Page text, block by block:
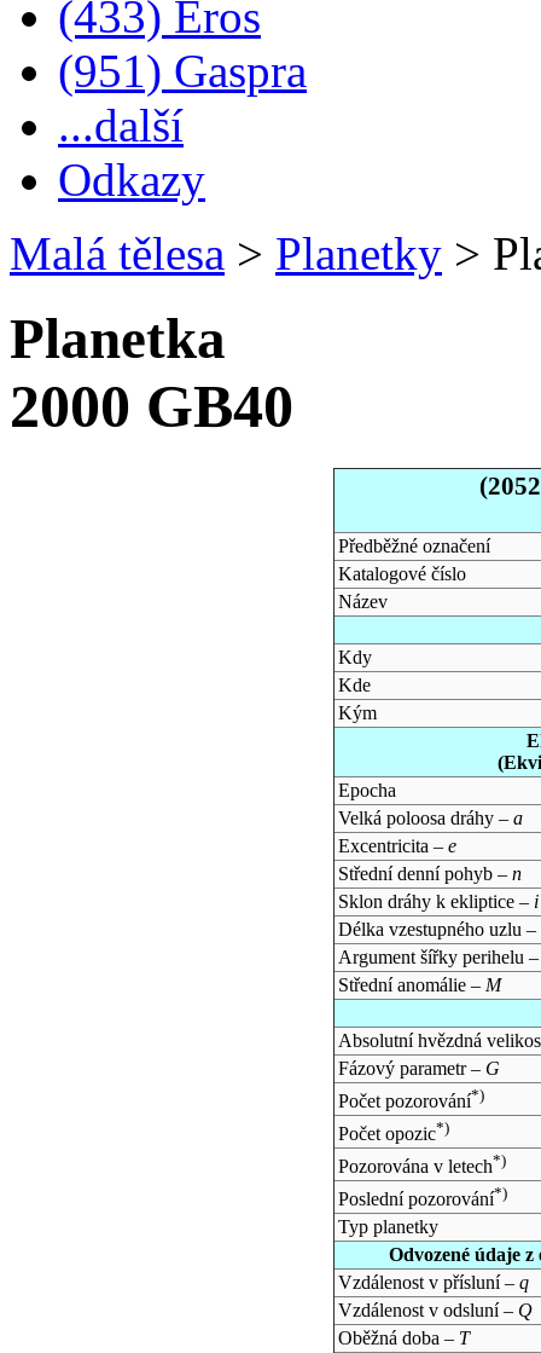
(433) Eros
(951) Gaspra
...další
Odkazy
Malá tělesa > Planetky >
Planetka
2000 GB40
Předběžné označení
Katalogové číslo
Název
Kdy
Kde
Kým
Epocha
Velká poloosa dráhy – a
Excentricita – e
Střední denní pohyb – n
Sklon dráhy k ekliptice – i
Délka vzestupného uzlu –
Argument šířky perihelu
Střední anomálie – M
Absolutní hvězdná
Fázový parametr – G
Počet pozorování*)
Počet opozic*)
Pozorována v letech*)
Poslední pozorování*)
Typ planetky
Odvozené údaje
Vzdálenost v přísluní – q
Vzdálenost v odsluní – Q
Oběžná doba – T